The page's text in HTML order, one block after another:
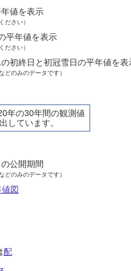
値を表示
ださい）
平年値を表示
ださい）
初終日と初冠雪日の平年値を表
どのみのデータです）
年の30年間の観測値
しています。
公開期間
どのみのデータです）
図
配